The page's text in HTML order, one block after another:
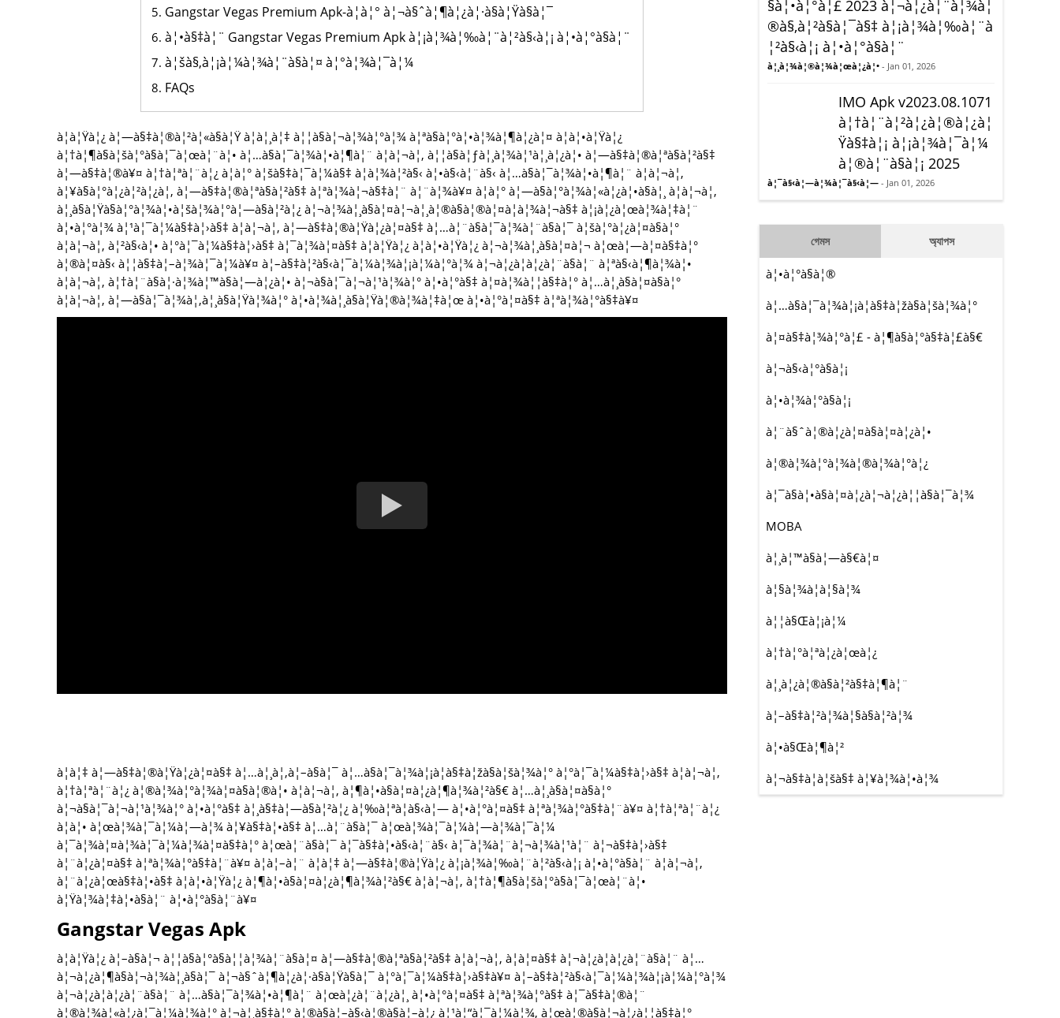
Gangstar Vegas Premium Apk-à¦à¦° à¦¬à§ˆà¦¶à¦¿à¦·à§à¦Ÿà§à¦¯
à¦•à§‡à¦¨ Gangstar Vegas Premium Apk à¦¡à¦¾à¦‰à¦¨à¦²à§‹à¦¡ à¦•à¦°à§à¦¨
à¦šà§‚à¦¡à¦¼à¦¾à¦¨à§à¦¤ à¦°à¦¾à¦¯à¦¼
FAQs
à¦à¦Ÿà¦¿ à¦—à§‡à¦®à¦²à¦«à§à¦Ÿ à¦à¦¸à¦‡ à¦¦à§à¦¬à¦¾à¦°à¦¾ à¦ªà§à¦°à¦•à¦¾à¦¶à¦¿à¦¤ à¦à¦•à¦Ÿà¦¿
à¦†à¦¶à§à¦šà¦°à§à¦¯à¦œà¦¨à¦• à¦…à§à¦¯à¦¾à¦•à¦¶à¦¨ à¦à¦¬à¦‚ à¦¦à§à¦ƒà¦¸à¦¾à¦¹à¦¸à¦¿à¦• à¦—à§‡à¦®à¦ªà§à¦²à§‡
à¦—à§‡à¦®à¥¤ à¦†à¦ªà¦¨à¦¿ à¦à¦° à¦šà§‡à¦¯à¦¼à§‡ à¦­à¦¾à¦²à§‹ à¦•à§‹à¦¨à§‹ à¦…à§à¦¯à¦¾à¦•à¦¶à¦¨ à¦à¦¬à¦‚
à¦¥à§à¦°à¦¿à¦²à¦¿à¦‚ à¦—à§‡à¦®à¦ªà§à¦²à§‡ à¦ªà¦¾à¦¬à§‡à¦¨ à¦¨à¦¾à¥¤ à¦à¦° à¦—à§à¦°à¦¾à¦«à¦¿à¦•à§à¦¸ à¦à¦¬à¦‚
à¦¸à§à¦Ÿà§à¦°à¦¾à¦•à¦šà¦¾à¦°à¦—à§à¦²à¦¿ à¦¬à¦¾à¦¸à§à¦¤à¦¬à¦¸à¦®à§à¦®à¦¤à¦­à¦¾à¦¬à§‡ à¦¡à¦¿à¦œà¦¾à¦‡à¦¨
à¦•à¦°à¦¾ à¦¹à¦¯à¦¼à§‡à¦›à§‡ à¦à¦¬à¦‚ à¦—à§‡à¦®à¦Ÿà¦¿à¦¤à§‡ à¦…à¦¨à§à¦¯à¦¾à¦¨à§à¦¯ à¦šà¦°à¦¿à¦¤à§à¦°
à¦à¦¬à¦‚ à¦²à§‹à¦• à¦°à¦¯à¦¼à§‡à¦›à§‡ à¦¯à¦¾à¦¤à§‡ à¦à¦Ÿà¦¿ à¦à¦•à¦Ÿà¦¿ à¦¬à¦¾à¦¸à§à¦¤à¦¬ à¦œà¦—à¦¤à§‡à¦°
à¦®à¦¤à§‹ à¦¦à§‡à¦–à¦¾à¦¯à¦¼à¥¤ à¦–à§‡à¦²à§‹à¦¯à¦¼à¦¾à¦¡à¦¼à¦°à¦¾ à¦¬à¦¿à¦­à¦¿à¦¨à§à¦¨ à¦ªà§‹à¦¶à¦¾à¦•
à¦à¦¬à¦‚ à¦†à¦¨à§à¦·à¦¾à¦™à§à¦—à¦¿à¦• à¦¬à§à¦¯à¦¬à¦¹à¦¾à¦° à¦•à¦°à§‡ à¦¤à¦¾à¦¦à§‡à¦° à¦…à¦¸à§à¦¤à§à¦°
à¦à¦¬à¦‚ à¦—à§à¦¯à¦¾à¦‚à¦¸à§à¦Ÿà¦¾à¦° à¦•à¦¾à¦¸à§à¦Ÿà¦®à¦¾à¦‡à¦œ à¦•à¦°à¦¤à§‡ à¦ªà¦¾à¦°à§‡à¥¤
à¦à¦‡ à¦—à§‡à¦®à¦Ÿà¦¿à¦¤à§‡ à¦…à¦¸à¦‚à¦–à§à¦¯ à¦…à§à¦¯à¦¾à¦¡à¦­à§‡à¦žà§à¦šà¦¾à¦° à¦°à¦¯à¦¼à§‡à¦›à§‡ à¦à¦¬à¦‚
à¦†à¦ªà¦¨à¦¿ à¦®à¦¾à¦°à¦¾à¦¤à§à¦®à¦• à¦à¦¬à¦‚ à¦¶à¦•à§à¦¤à¦¿à¦¶à¦¾à¦²à§€ à¦…à¦¸à§à¦¤à§à¦°
à¦¬à§à¦¯à¦¬à¦¹à¦¾à¦° à¦•à¦°à§‡ à¦¸à§‡à¦—à§à¦²à¦¿ à¦‰à¦ªà¦­à§‹à¦— à¦•à¦°à¦¤à§‡ à¦ªà¦¾à¦°à§‡à¦¨à¥¤ à¦†à¦ªà¦¨à¦¿
à¦à¦• à¦œà¦¾à¦¯à¦¼à¦—à¦¾ à¦¥à§‡à¦•à§‡ à¦…à¦¨à§à¦¯ à¦œà¦¾à¦¯à¦¼à¦—à¦¾à¦¯à¦¼
à¦¯à¦¾à¦¤à¦¾à¦¯à¦¼à¦¾à¦¤à§‡à¦° à¦œà¦¨à§à¦¯ à¦¯à§‡à¦•à§‹à¦¨à§‹ à¦¯à¦¾à¦¨à¦¬à¦¾à¦¹à¦¨ à¦¬à§‡à¦›à§‡
à¦¨à¦¿à¦¤à§‡ à¦ªà¦¾à¦°à§‡à¦¨à¥¤ à¦à¦–à¦¨ à¦à¦‡ à¦—à§‡à¦®à¦Ÿà¦¿ à¦¡à¦¾à¦‰à¦¨à¦²à§‹à¦¡ à¦•à¦°à§à¦¨ à¦à¦¬à¦‚
à¦¨à¦¿à¦œà§‡à¦•à§‡ à¦à¦•à¦Ÿà¦¿ à¦¶à¦•à§à¦¤à¦¿à¦¶à¦¾à¦²à§€ à¦à¦¬à¦‚ à¦†à¦¶à§à¦šà¦°à§à¦¯à¦œà¦¨à¦•
à¦Ÿà¦¾à¦‡à¦•à§à¦¨ à¦•à¦°à§à¦¨à¥¤
Gangstar Vegas Apk
à¦à¦Ÿà¦¿ à¦–à§à¦¬ à¦¦à§à¦°à§à¦¦à¦¾à¦¨à§à¦¤ à¦—à§‡à¦®à¦ªà§à¦²à§‡ à¦à¦¬à¦‚ à¦à¦¤à§‡ à¦¬à¦¿à¦­à¦¿à¦¨à§à¦¨ à¦…
à¦¬à¦¿à¦¶à§à¦¬à¦¾à¦¸à§à¦¯ à¦¬à§ˆà¦¶à¦¿à¦·à§à¦Ÿà§à¦¯ à¦°à¦¯à¦¼à§‡à¦›à§‡à¥¤ à¦–à§‡à¦²à§‹à¦¯à¦¼à¦¾à¦¡à¦¼à¦°à¦¾
à¦¬à¦¿à¦­à¦¿à¦¨à§à¦¨ à¦…à§à¦¯à¦¾à¦•à¦¶à¦¨ à¦œà¦¿à¦¨à¦¿à¦¸ à¦•à¦°à¦¤à§‡ à¦ªà¦¾à¦°à§‡ à¦¯à§‡à¦®à¦¨
à¦®à¦¾à¦«à¦¿à¦¯à¦¼à¦¾à¦° à¦¬à¦¸à§‡à¦° à¦®à§à¦–à§‹à¦®à§à¦–à¦¿ à¦¹à¦“à¦¯à¦¼à¦¾, à¦œà¦®à§à¦¬à¦¿à¦¦à§‡à¦°
§à¦•à¦°à¦£ 2023 à¦¬à¦¿à¦¨à¦¾à¦
®à§‚à¦²à§à¦¯à§‡ à¦¡à¦¾à¦‰à¦¨à
¦²à§‹à¦¡ à¦•à¦°à§à¦¨
à¦¸à¦¾à¦®à¦¾à¦œà¦¿à¦• - Jan 01, 2026
IMO Apk v2023.08.1071
à¦†à¦¨à¦²à¦¿à¦®à¦¿à¦
Ÿà§‡à¦¡ à¦¡à¦¾à¦¯à¦¼
à¦®à¦¨à§à¦¡ 2025
à¦¯à§‹à¦—à¦¾à¦¯à§‹à¦— - Jan 01, 2026
গেমস অ্যাপস
à¦•à¦°à§à¦®
à¦…à§à¦¯à¦¾à¦¡à¦­à§‡à¦žà§à¦šà¦¾à¦°
à¦¤à§‡à¦¾à¦°à¦£ - à¦¶à§à¦°à§‡à¦£à§€
à¦¬à§‹à¦°à§à¦¡
à¦•à¦¾à¦°à§à¦¡
à¦¨à§ˆà¦®à¦¿à¦¤à§à¦¤à¦¿à¦•
à¦®à¦¾à¦°à¦¾à¦®à¦¾à¦°à¦¿
à¦¯à§à¦•à§à¦¤à¦¿à¦¬à¦¿à¦¦à§à¦¯à¦¾
MOBA
à¦¸à¦™à§à¦—à§€à¦¤
à¦§à¦¾à¦à¦§à¦¾
à¦¦à§Œà¦¡à¦¼
à¦†à¦°à¦ªà¦¿à¦œà¦¿
à¦¸à¦¿à¦®à§à¦²à§‡à¦¶à¦¨
à¦–à§‡à¦²à¦¾à¦§à§à¦²à¦¾
à¦•à§Œà¦¶à¦²
à¦¬à§‡à¦à¦šà§‡ à¦¥à¦¾à¦•à¦¾